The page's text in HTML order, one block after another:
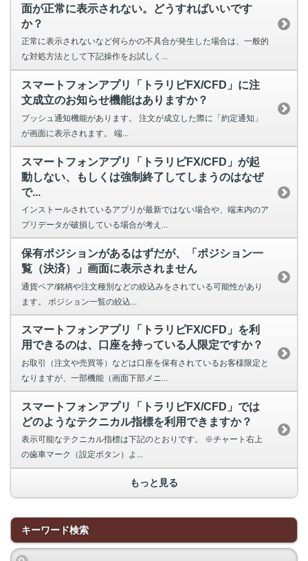
面が正常に表示されない。どうすればいいです
か？
正常に表示されないなど何らかの不具合が発生した場合は、一般的
な対処方法として下記操作をお試しく...
スマートフォンアプリ「トラリピFX/CFD」に注
文成立のお知らせ機能はありますか？
プッシュ通知機能があります。 注文が成立した際に「約定通知」
が画面に表示されます。 端...
スマートフォンアプリ「トラリピFX/CFD」が起
動しない、もしくは強制終了してしまうのはなぜ
で...
インストールされているアプリが最新ではない場合や、端末内のア
プリデータが破損している場合が考え...
保有ポジションがあるはずだが、「ポジション一
覧（決済）」画面に表示されません
通貨ペア/銘柄や注文種別などの絞込みをされている可能性があり
ます。 ポジション一覧の絞込...
スマートフォンアプリ「トラリピFX/CFD」を利
用できるのは、口座を持っている人限定ですか？
お取引（注文や売買等）などは口座を保有されているお客様限定と
なりますが、一部機能（画面下部メニ...
スマートフォンアプリ「トラリピFX/CFD」では
どのようなテクニカル指標を利用できますか？
表示可能なテクニカル指標は下記のとおりです。 ※チャート右上
の歯車マーク（設定ボタン）よ...
もっと見る
キーワード検索